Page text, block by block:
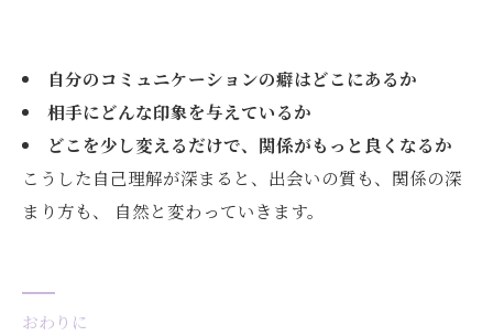
自分のコミュニケーションの癖はどこにあるか
相手にどんな印象を与えているか
どこを少し変えるだけで、関係がもっと良くなるか
こうした自己理解が深まると、出会いの質も、関係の深
まり方も、 自然と変わっていきます。
おわりに